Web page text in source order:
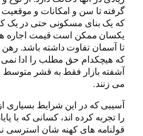
گرفته تا سن و امکانات و
که یک بنای مسکونی حتی در یک
یکسان ممکن است قیمت اجاره
تا آسمان تفاوت داشته باشد. رهن
که هیچکدام حق مطلب را ادا نمی
آشفته بازار فقط به قشر
می زنند.
آسیبی که در این شرایط بسیاری
را تجربه کرده اند، کسانی که با
قولنامه های کهنه شان استرسی